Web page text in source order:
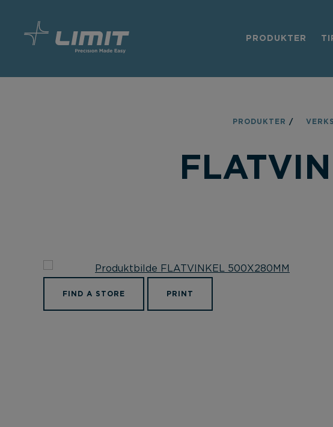
PRODUKTER
PRODUKTER /
FIND A STORE PRINT